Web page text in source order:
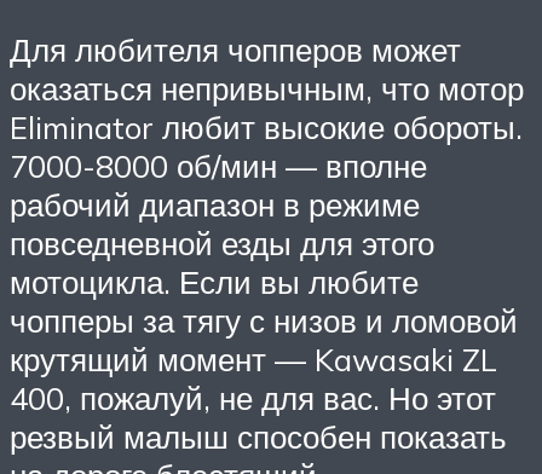
Для любителя чопперов может
оказаться непривычным, что мотор
Eliminator любит высокие обороты.
7000-8000 об/мин — вполне
рабочий диапазон в режиме
повседневной езды для этого
мотоцикла. Если вы любите
чопперы за тягу с низов и ломовой
крутящий момент — Kawasaki ZL
400, пожалуй, не для вас. Но этот
резвый малыш способен показать